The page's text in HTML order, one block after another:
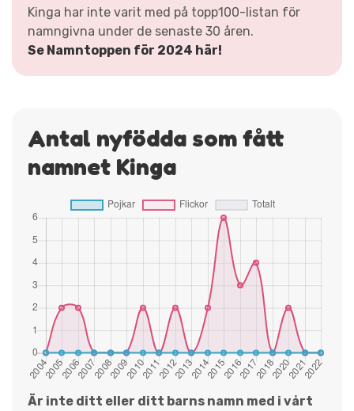
Kinga har inte varit med på topp100-listan för
namngivna under de senaste 30 åren.
Se Namntoppen för 2024 här!
Antal nyfödda som fått
namnet Kinga
Är inte ditt eller ditt barns namn med i vårt